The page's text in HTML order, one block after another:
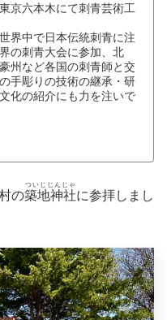
京六本木にて刺青芸術工
界中で日本伝統刺青に注
の刺青大会に参加、北
州など各国の刺青師と交
手彫りの技術の継承・研
化の紹介にも力を注いで
の築地神社
ついじじんじゃ
に参拝しまし